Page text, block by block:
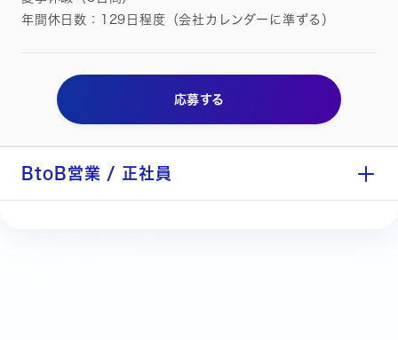
年間休日数：129日程度（会社カレンダーに準ずる）
応募する
BtoB営業 / 正社員